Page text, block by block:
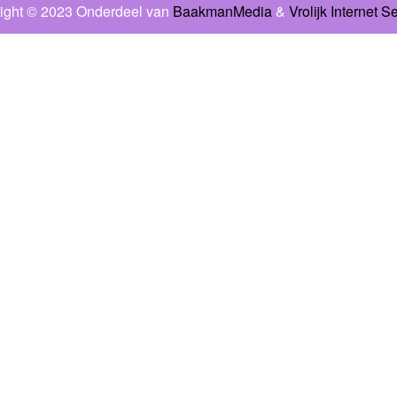
© 2023 Onderdeel van BaakmanMedia& Vrolijk Internet